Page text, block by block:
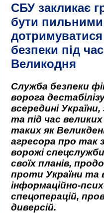
СБУ закликає
бути пильними
безпеки під час
Великодня
Служба безпеки
ворога
всередині
та під час
таких як
агресора про так
ворожі
своїх планів,
проти України та
інформаційно-
спецоперацій,
диверсій.